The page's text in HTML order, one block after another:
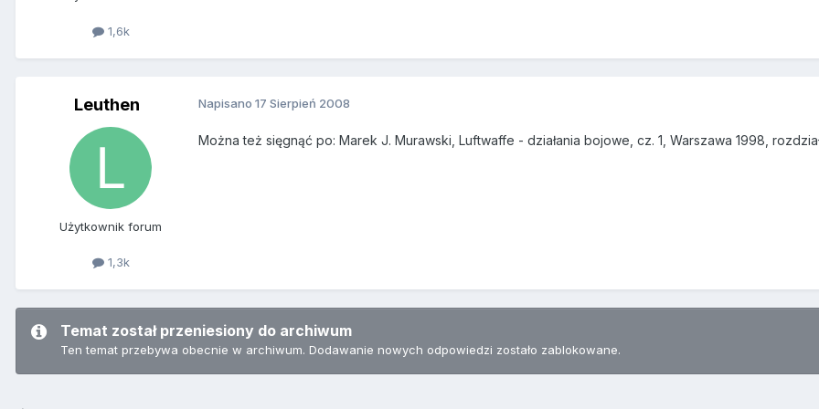
1,6k
Leuthen
Użytkownik forum
1,3k
Napisano 17 Sierpień 2008
Można też sięgnąć po: Marek J. Murawski, Luftwaffe - działania bojowe, cz. 1, Warszawa 1998,
Temat został przeniesiony do archiwum
Ten temat przebywa obecnie w archiwum. Dodawanie nowych odpowiedzi zostało zablokowane.